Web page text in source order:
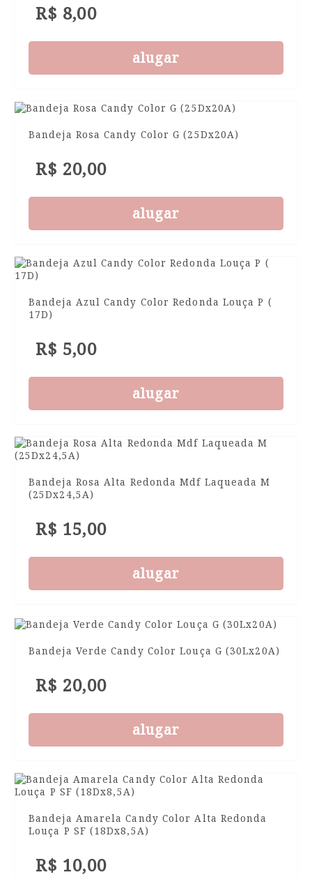
R$ 8,00
alugar
Bandeja Rosa Candy Color G (25Dx20A)
R$ 20,00
alugar
Bandeja Azul Candy Color Redonda Louça P (
17D)
R$ 5,00
alugar
Bandeja Rosa Alta Redonda Mdf Laqueada M
(25Dx24,5A)
R$ 15,00
alugar
Bandeja Verde Candy Color Louça G (30Lx20A)
R$ 20,00
alugar
Bandeja Amarela Candy Color Alta Redonda
Louça P SF (18Dx8,5A)
R$ 10,00